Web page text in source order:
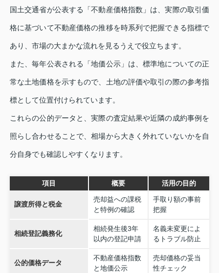
国土交通省が公表する「不動産価格指数」は、実際の取引価
格に基づいて不動産価格の推移を時系列で把握できる指標で
あり、市場の大まかな流れを見るうえで役立ちます。
また、毎年公表される「地価公示」は、標準地についての正
常な土地価格を示すもので、土地の評価や取引の際の参考指
標として位置付けられています。
これらの公的データと、実際の査定結果や近隣の成約事例を
照らし合わせることで、相場から大きく外れていないかを自
分自身でも確認しやすくなります。
項目 概要 活用の目的
譲渡所得と税金
売却益への課税
と特例の確認
手取り額の事前
把握
相続登記義務化
相続発生後3年
以内の登記申請
名義未変更によ
るトラブル防止
公的価格データ
不動産価格指数
と地価公示
売却価格の妥当
性チェック